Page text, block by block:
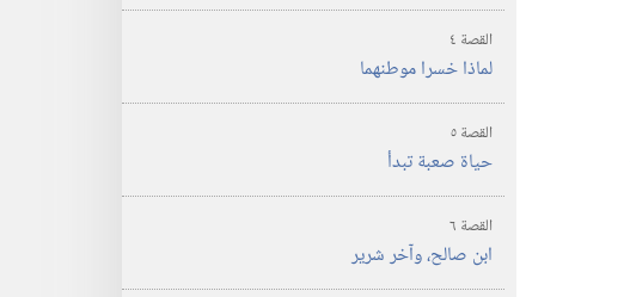
القصة ٤
لماذا خسرا موطنهما
القصة ٥
حياة صعبة تبدأ
القصة ٦
ابن صالح،‏ وآخر شرير